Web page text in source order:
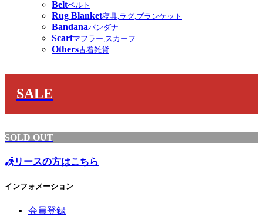
Beltベルト
Rug Blanket寝具,ラグ,ブランケット
Bandanaバンダナ
Scarfマフラー,スカーフ
Others古着雑貨
SALE
SOLD OUT
リースの方はこちら
インフォメーション
会員登録